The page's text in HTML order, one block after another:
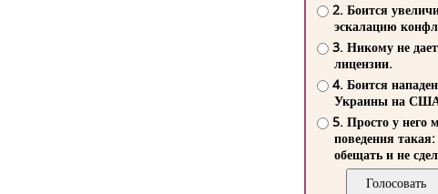
2. Боится
эскалацию
3. Никому не
лицензии.
4. Боится
Украины на
5. Просто у него
поведения такая:
обещать и не